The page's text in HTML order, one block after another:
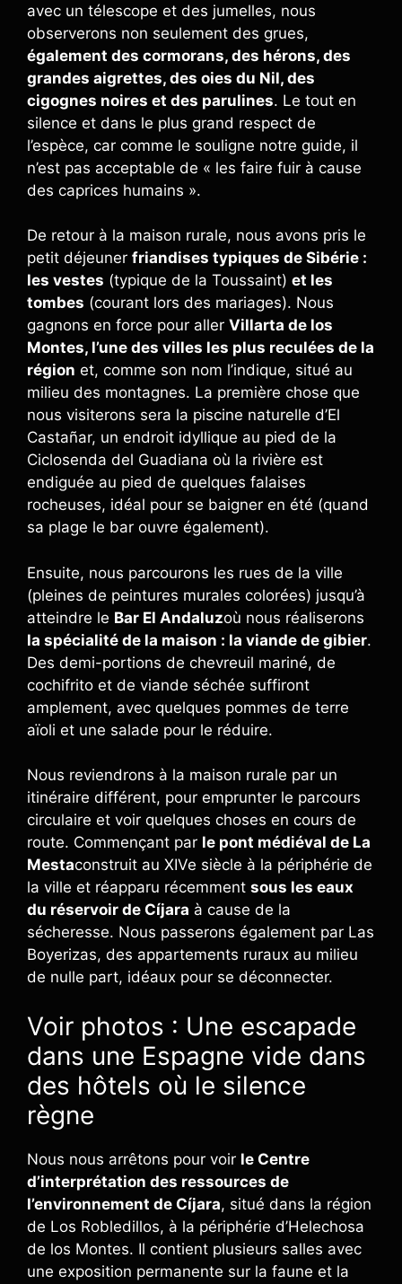
avec un télescope et des jumelles, nous
observerons non seulement des grues,
également des cormorans, des hérons, des
grandes aigrettes, des oies du Nil, des
cigognes noires et des parulines. Le tout en
silence et dans le plus grand respect de
l’espèce, car comme le souligne notre guide, il
n’est pas acceptable de « les faire fuir à cause
des caprices humains ».
De retour à la maison rurale, nous avons pris le
petit déjeuner friandises typiques de Sibérie :
les vestes (typique de la Toussaint) et les
tombes (courant lors des mariages). Nous
gagnons en force pour aller Villarta de los
Montes, l’une des villes les plus reculées de la
région et, comme son nom l’indique, situé au
milieu des montagnes. La première chose que
nous visiterons sera la piscine naturelle d’El
Castañar, un endroit idyllique au pied de la
Ciclosenda del Guadiana où la rivière est
endiguée au pied de quelques falaises
rocheuses, idéal pour se baigner en été (quand
sa plage le bar ouvre également).
Ensuite, nous parcourons les rues de la ville
(pleines de peintures murales colorées) jusqu’à
atteindre le Bar El Andaluzoù nous réaliserons
la spécialité de la maison : la viande de gibier.
Des demi-portions de chevreuil mariné, de
cochifrito et de viande séchée suffiront
amplement, avec quelques pommes de terre
aïoli et une salade pour le réduire.
Nous reviendrons à la maison rurale par un
itinéraire différent, pour emprunter le parcours
circulaire et voir quelques choses en cours de
route. Commençant par le pont médiéval de La
Mestaconstruit au XIVe siècle à la périphérie de
la ville et réapparu récemment sous les eaux
du réservoir de Cíjara à cause de la
sécheresse. Nous passerons également par Las
Boyerizas, des appartements ruraux au milieu
de nulle part, idéaux pour se déconnecter.
Voir photos : Une escapade
dans une Espagne vide dans
des hôtels où le silence
règne
Nous nous arrêtons pour voir le Centre
d’interprétation des ressources de
l’environnement de Cíjara, situé dans la région
de Los Robledillos, à la périphérie d’Helechosa
de los Montes. Il contient plusieurs salles avec
une exposition permanente sur la faune et la